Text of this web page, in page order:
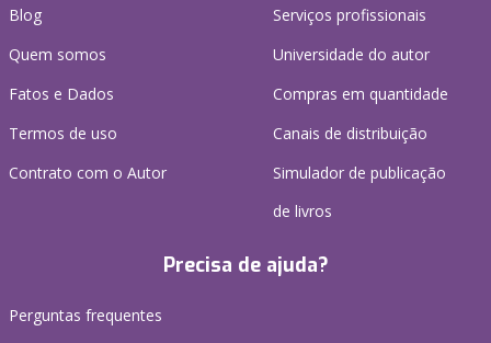
Blog
Quem somos
Fatos e Dados
Termos de uso
Contrato com o Autor
Serviços profissionais
Universidade do autor
Compras em quantidade
Canais de distribuição
Simulador de publicação
de livros
Precisa de ajuda?
Perguntas frequentes